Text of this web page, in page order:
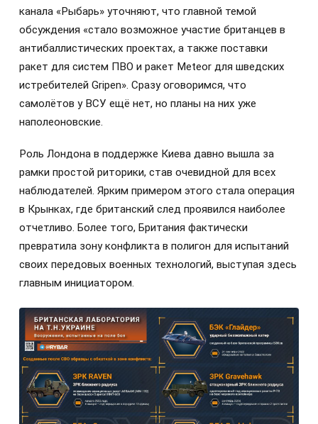
канала «Рыбарь» уточняют, что главной темой
обсуждения «стало возможное участие британцев в
антибаллистических проектах, а также поставки
ракет для систем ПВО и ракет Meteor для шведских
истребителей Gripen». Сразу оговоримся, что
самолётов у ВСУ ещё нет, но планы на них уже
наполеоновские.
Роль Лондона в поддержке Киева давно вышла за
рамки простой риторики, став очевидной для всех
наблюдателей. Ярким примером этого стала операция
в Крынках, где британский след проявился наиболее
отчетливо. Более того, Британия фактически
превратила зону конфликта в полигон для испытаний
своих передовых военных технологий, выступая здесь
главным инициатором.